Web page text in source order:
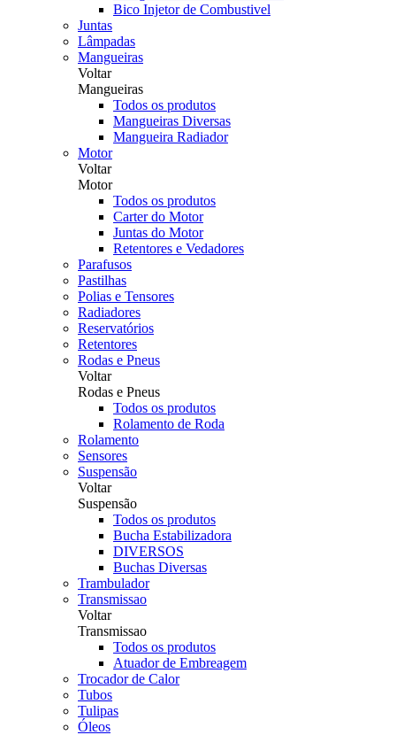
Bico Injetor de Combustivel
Juntas
Lâmpadas
Mangueiras
Voltar
Mangueiras
Todos os produtos
Mangueiras Diversas
Mangueira Radiador
Motor
Voltar
Motor
Todos os produtos
Carter do Motor
Juntas do Motor
Retentores e Vedadores
Parafusos
Pastilhas
Polias e Tensores
Radiadores
Reservatórios
Retentores
Rodas e Pneus
Voltar
Rodas e Pneus
Todos os produtos
Rolamento de Roda
Rolamento
Sensores
Suspensão
Voltar
Suspensão
Todos os produtos
Bucha Estabilizadora
DIVERSOS
Buchas Diversas
Trambulador
Transmissao
Voltar
Transmissao
Todos os produtos
Atuador de Embreagem
Trocador de Calor
Tubos
Tulipas
Óleos